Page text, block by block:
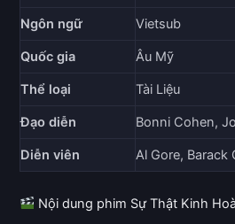
Ngôn ngữ Vietsub
Quốc gia Âu Mỹ
Thể loại Tài Liệu
Đạo diễn Bonni Cohen,
Diễn viên Al Gore, Barack
Nội dung phim Sự Thật Kinh